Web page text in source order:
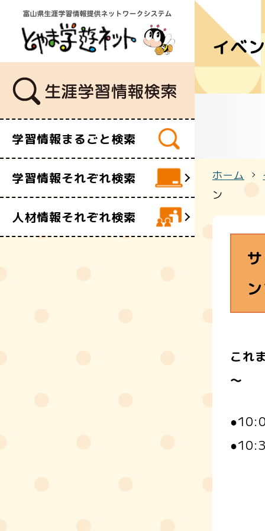
学習情報まるごと検索
学習情報それぞれ検索
学習講座
団体・サ
人材情報それぞれ検索
講師・指
ボランテ
イベ
ホーム
ン
これ
～